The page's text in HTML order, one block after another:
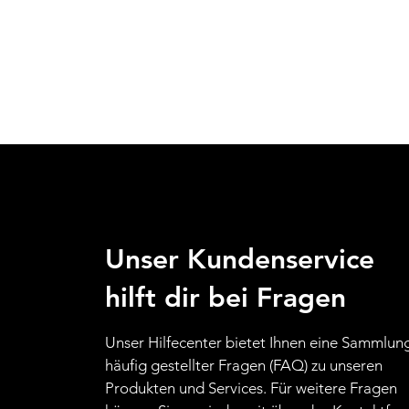
Unser Kundenservice
hilft dir bei Fragen
Unser Hilfecenter bietet Ihnen eine
häufig gestellter Fragen (FAQ) zu unseren
Produkten und Services. Für weitere Fragen